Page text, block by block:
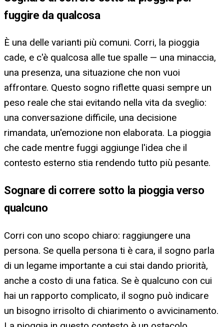
fuggire da qualcosa
È una delle varianti più comuni. Corri, la pioggia
cade, e c'è qualcosa alle tue spalle — una minaccia,
una presenza, una situazione che non vuoi
affrontare. Questo sogno riflette quasi sempre un
peso reale che stai evitando nella vita da sveglio:
una conversazione difficile, una decisione
rimandatа, un'emozione non elaborata. La pioggia
che cade mentre fuggi aggiunge l'idea che il
contesto esterno stia rendendo tutto più pesante.
Sognare di correre sotto la pioggia verso
qualcuno
Corri con uno scopo chiaro: raggiungere una
persona. Se quella persona ti è cara, il sogno parla
di un legame importante a cui stai dando priorità,
anche a costo di una fatica. Se è qualcuno con cui
hai un rapporto complicato, il sogno può indicare
un bisogno irrisolto di chiarimento o avvicinamento.